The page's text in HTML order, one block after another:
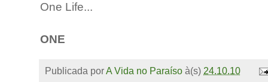
One Life...
ONE
Publicada porA Vida no Paraíso à(s) 24.10.10